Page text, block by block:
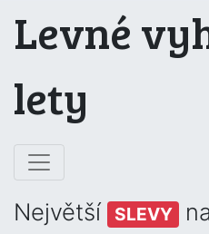
Levné
lety
Největší SLEVY